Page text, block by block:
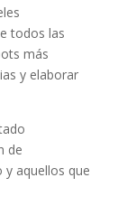
todos las
más
y elaborar
de
aquellos que